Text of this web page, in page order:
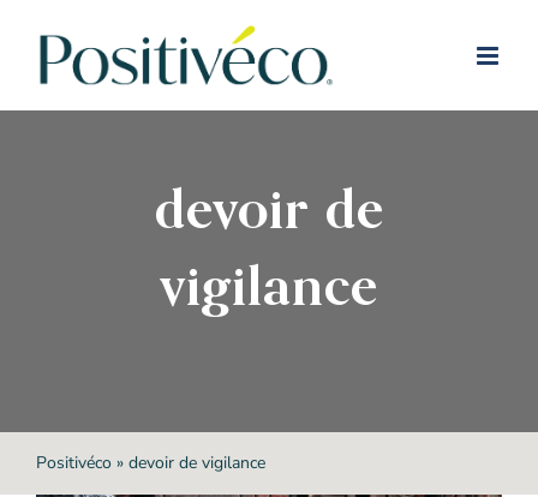
devoir de
vigilance
Positivéco» devoir de vigilance